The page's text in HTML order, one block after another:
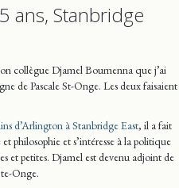
ans, Stanbridge
collègue Djamel Boumenna que j’ai
de Pascale St-Onge. Les deux faisaient
d’Arlington à Stanbridge East, il a fait
philosophie et s’intéresse à la politique
et petites. Djamel est devenu adjoint de
Onge.